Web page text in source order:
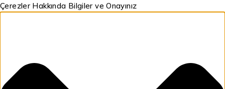
Çerezler Hakkında Bilgiler ve Onayınız